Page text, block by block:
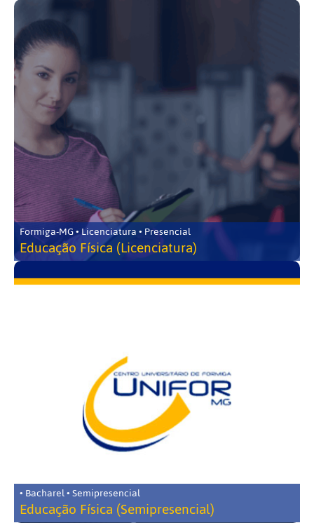
Formiga-MG • Licenciatura • Presencial
Educação Física (Licenciatura)
• Bacharel • Semipresencial
Educação Física (Semipresencial)